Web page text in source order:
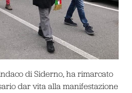
di Siderno, ha rimarcato
dar vita alla manifestazione